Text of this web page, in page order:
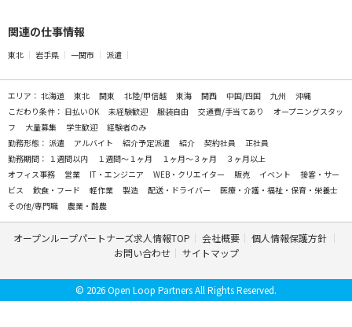
関連の仕事情報
東北 岩手県 一関市 派遣
エリア： 北海道 東北 関東 北陸/甲信越 東海 関西 中国/四国 九州
沖縄
こだわり条件： 日払いOK 未経験歓迎 服装自由 交通費/手当てあり
オープニングスタッ
フ
大量募集 学生歓迎
経験者のみ
勤務形態： 派遣 アルバイト 紹介予定派遣 紹介 契約社員
正社員
勤務期間： １週間以内 １週間～１ヶ月 １ヶ月～３ヶ月
３ヶ月以上
オフィス事務
営業 IT・エンジニア WEB・クリエイター 販売 イベント
接客・サー
ビス
飲食・フード 軽作業 製造 配送・ドライバー
医療・介護・福祉・保育・栄養士
その他/専門職
農業・酪農
オープンループパートナーズ求人情報TOP 会社概要
個人情報保護方針
お問い合わせ
サイトマップ
© 2026 Open Loop Partners All Rights Reserved.